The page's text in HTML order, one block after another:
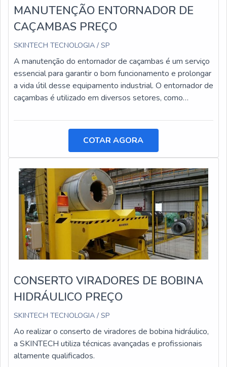
MANUTENÇÃO ENTORNADOR DE
CAÇAMBAS PREÇO
SKINTECH TECNOLOGIA / SP
A manutenção do entornador de caçambas é um serviço
essencial para garantir o bom funcionamento e prolongar
a vida útil desse equipamento industrial. O entornador de
caçambas é utilizado em diversos setores, como
desgastes e danos ao longo do tempo.
COTAR AGORA
CONSERTO VIRADORES DE BOBINA
HIDRÁULICO PREÇO
SKINTECH TECNOLOGIA / SP
Ao realizar o conserto de viradores de bobina hidráulico,
a SKINTECH utiliza técnicas avançadas e profissionais
altamente qualificados.